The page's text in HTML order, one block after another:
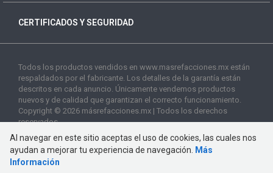
CERTIFICADOS Y SEGURIDAD
Todos los productos vendidos en www.masrefacciones.mx están
respaldados por el fabricante. Los detalles de la garantía están
descritos en cada anuncio. Únicamente vendemos productos
nuevos y de calidad que garantizan el correcto funcionamiento.
Copyright © 2026 másrefacciones.mx | Todos los derechos
reservados
Al navegar en este sitio aceptas el uso de cookies, las cuales nos
ayudan a mejorar tu experiencia de navegación.
Más
Información